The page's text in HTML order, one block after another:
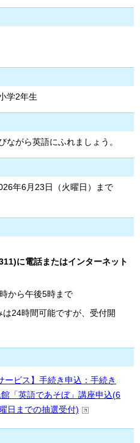
学2年生
ながら英語にふれましょう。
年6月23日（火曜日）まで
に電話またはインターネット
から午後5時まで
24時間可能ですが、受付開
ービス】手続き申込：手続き
「英語であそぼ」講座申込(6
日までの抽選受付)